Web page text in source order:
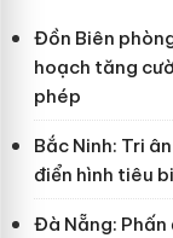
Đồn Biên
hoạch tăng
phép
Bắc Ninh: Tri
điển hình tiêu
Đà Nẵng: